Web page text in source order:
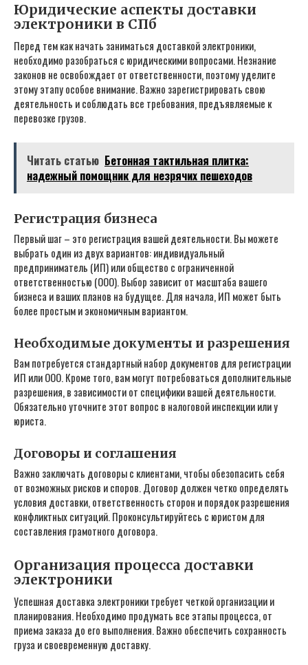
Юридические аспекты доставки
электроники в СПб
Перед тем как начать заниматься доставкой электроники‚
необходимо разобраться с юридическими вопросами. Незнание
законов не освобождает от ответственности‚ поэтому уделите
этому этапу особое внимание. Важно зарегистрировать свою
деятельность и соблюдать все требования‚ предъявляемые к
перевозке грузов.
Читать статью Бетонная тактильная плитка:
надежный помощник для незрячих пешеходов
Регистрация бизнеса
Первый шаг – это регистрация вашей деятельности. Вы можете
выбрать один из двух вариантов: индивидуальный
предприниматель (ИП) или общество с ограниченной
ответственностью (ООО). Выбор зависит от масштаба вашего
бизнеса и ваших планов на будущее. Для начала‚ ИП может быть
более простым и экономичным вариантом.
Необходимые документы и разрешения
Вам потребуется стандартный набор документов для регистрации
ИП или ООО. Кроме того‚ вам могут потребоваться дополнительные
разрешения‚ в зависимости от специфики вашей деятельности.
Обязательно уточните этот вопрос в налоговой инспекции или у
юриста.
Договоры и соглашения
Важно заключать договоры с клиентами‚ чтобы обезопасить себя
от возможных рисков и споров. Договор должен четко определять
условия доставки‚ ответственность сторон и порядок разрешения
конфликтных ситуаций. Проконсультируйтесь с юристом для
составления грамотного договора.
Организация процесса доставки
электроники
Успешная доставка электроники требует четкой организации и
планирования. Необходимо продумать все этапы процесса‚ от
приема заказа до его выполнения. Важно обеспечить сохранность
груза и своевременную доставку.